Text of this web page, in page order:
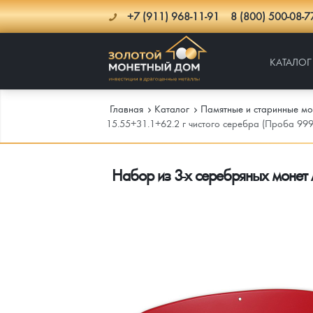
+7 (911) 968-11-91 8 (800) 500-08-
КАТАЛОГ
Главная Каталог Памятные и старинные
15.55+31.1+62.2 г чистого серебра (Проба
Набор из 3-х серебряных